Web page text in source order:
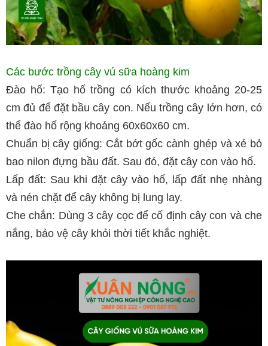
Các bước trồng cây vú sữa hoàng kim
Đào hố: Tạo hố trồng có kích thước khoảng 20-25
cm đủ để đặt bầu cây con. Nếu trồng cây lớn hơn, có
thể đào hố rộng khoảng 60x60x60 cm.
Chuẩn bị cây giống: Cắt bớt gốc cành ghép và xé bỏ
bao nilon đựng bầu đất. Sau đó, đặt cây con vào hố.
Lấp đất: Sau khi đặt cây vào hố, lấp đất nhẹ nhàng
và nén chặt để cây không bị lung lay.
Che chắn: Dùng 3 cây cọc để cố định cây con và che
nắng, bảo vệ cây khỏi thời tiết khắc nghiệt.